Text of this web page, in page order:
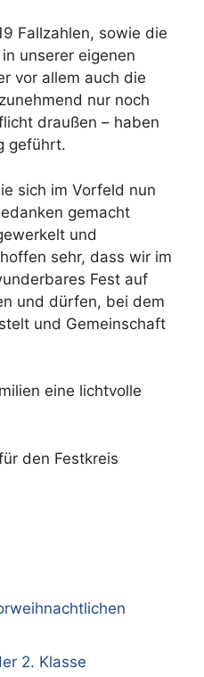
Fallzahlen, sowie die
unserer eigenen
vor allem auch die
nur noch
draußen – haben
geführt.
sich im Vorfeld nun
gemacht
und
sehr, dass wir im
Fest auf
und dürfen, bei dem
und Gemeinschaft
eine lichtvolle
den Festkreis
2. Klasse